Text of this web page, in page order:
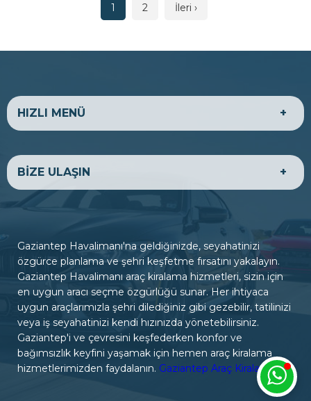
1 2 İleri ›
HIZLI MENÜ
HAKKIMIZDA
EKONOMİK ARAÇLAR
LÜKS ARAÇLAR
BANKA HESAPLARIMIZ
BİZE ULAŞIN
BİZE ULAŞIN
Gaziantep Havalimanı Yolu Üzeri - Oğuzeli Sazgın
Havalimanı
ÇALIŞMA SAATLERİ
Hafta içi : 07:00 - 24:00
Hafta sonu : 07:00 - 24:00
İLETİŞİM
Gaziantep Havalimanı'na geldiğinizde, seyahatinizi
özgürce planlama ve şehri keşfetme fırsatını yakalayın.
Gaziantep Havalimanı araç kiralama hizmetleri, sizin için
en uygun aracı seçme özgürlüğü sunar. Her ihtiyaca
uygun araçlarımızla şehri dilediğiniz gibi gezebilir, tatilinizi
veya iş seyahatinizi kendi hızınızda yönetebilirsiniz.
Gaziantep'i ve çevresini keşfederken konfor ve
bağımsızlık keyfini yaşamak için hemen araç kiralama
hizmetlerimizden faydalanın. Gaziantep Araç Kiralama